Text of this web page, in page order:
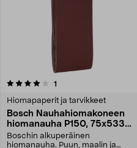
1
Hiomapaperit ja tarvikkeet
Bosch Nauhahiomakoneen
hiomanauha P150, 75x533
mm, 3 kpl
Boschin alkuperäinen
hiomanauha. Puun, maalin ja
3.0viidestä